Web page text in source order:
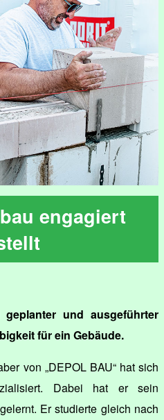
engagiert
und ausgeführter
für ein Gebäude.
von „DEPOL BAU“ hat sich
Dabei hat er sein
Er studierte gleich nach